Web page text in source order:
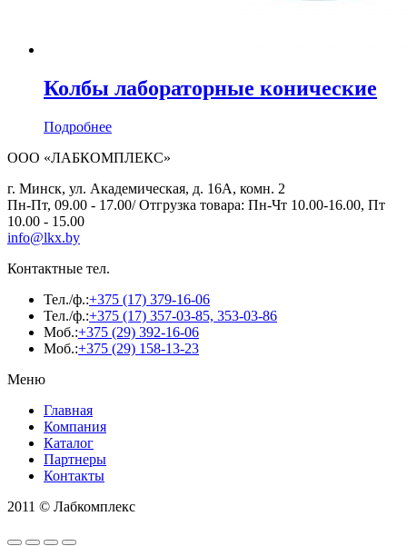
Колбы лабораторные конические
Подробнее
ООО «ЛАБКОМПЛЕКС»
г. Минск, ул. Академическая, д. 16А, комн. 2
Пн-Пт, 09.00 - 17.00/ Отгрузка товара: Пн-Чт 10.00-16.00, Пт
10.00 - 15.00
info@lkx.by
Контактные тел.
Тел./ф.:+375 (17) 379-16-06
Тел./ф.:+375 (17) 357-03-85, 353-03-86
Моб.:+375 (29) 392-16-06
Моб.:+375 (29) 158-13-23
Меню
Главная
Компания
Каталог
Партнеры
Контакты
2011 © Лабкомплекс